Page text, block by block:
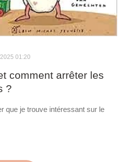
01:20
comment arrêter les
?
que je trouve intéressant sur le